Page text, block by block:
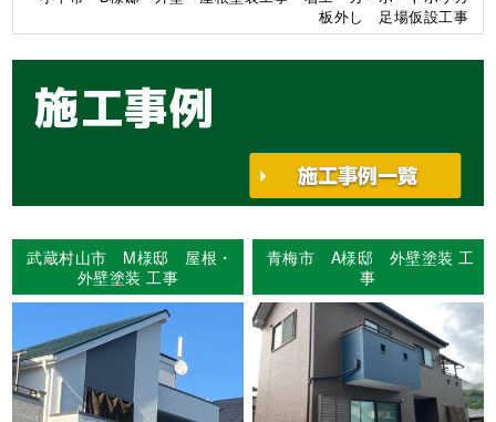
板外し 足場仮設工事
施工事例
武蔵村山市 M様邸 屋根・
外壁塗装 工事
青梅市 A様邸 外壁塗装 工
事